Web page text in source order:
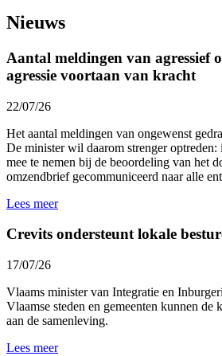
Nieuws
Aantal meldingen van agressief
agressie voortaan van kracht
22/07/26
Het aantal meldingen van ongewenst
De minister wil daarom strenger
mee te nemen bij de beoordeling van het
omzendbrief gecommuniceerd naar alle
Lees meer
Crevits ondersteunt lokale
17/07/26
Vlaams minister van Integratie en
Vlaamse steden en gemeenten kunnen
aan de samenleving.
Lees meer